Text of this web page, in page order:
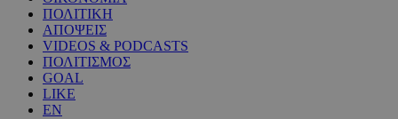
ΠΟΛΙΤΙΚΗ
ΑΠΟΨΕΙΣ
VIDEOS & PODCASTS
ΠΟΛΙΤΙΣΜΟΣ
GOAL
LIKE
EN